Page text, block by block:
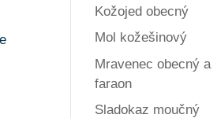
Kožojed obecný
Mol kožešinový
Mravenec obecný a
faraon
Sladokaz moučný